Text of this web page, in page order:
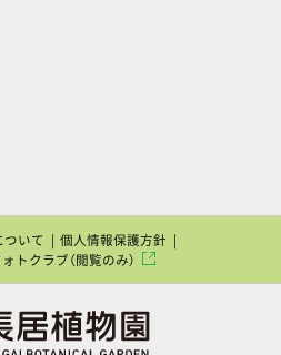
いて
個人情報保護方針
トクラブ（閲覧のみ）